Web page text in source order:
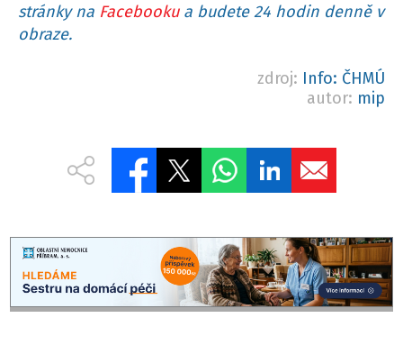
stránky na Facebookua budete 24 hodin denně v
obraze.
zdroj: Info: ČHMÚ
autor: mip